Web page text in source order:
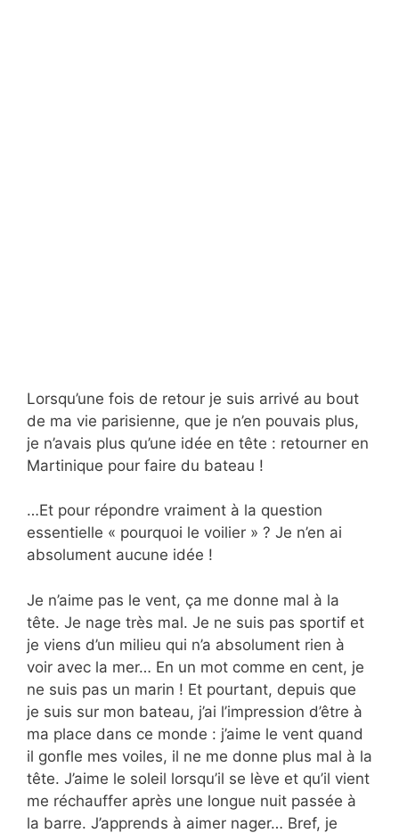
Lorsqu’une fois de retour je suis arrivé au bout
de ma vie parisienne, que je n’en pouvais plus,
je n’avais plus qu’une idée en tête : retourner en
Martinique pour faire du bateau !
…Et pour répondre vraiment à la question
essentielle « pourquoi le voilier » ? Je n’en ai
absolument aucune idée !
Je n’aime pas le vent, ça me donne mal à la
tête. Je nage très mal. Je ne suis pas sportif et
je viens d’un milieu qui n’a absolument rien à
voir avec la mer… En un mot comme en cent, je
ne suis pas un marin ! Et pourtant, depuis que
je suis sur mon bateau, j’ai l’impression d’être à
ma place dans ce monde : j’aime le vent quand
il gonfle mes voiles, il ne me donne plus mal à la
tête. J’aime le soleil lorsqu’il se lève et qu’il vient
me réchauffer après une longue nuit passée à
la barre. J’apprends à aimer nager… Bref, je